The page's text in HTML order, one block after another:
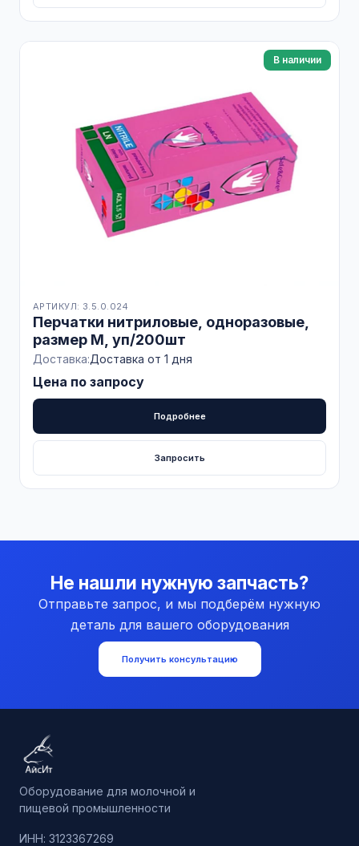
В наличии
АРТИКУЛ: 3.5.0.024
Перчатки нитриловые, одноразовые,
размер М, уп/200шт
Доставка:Доставка от 1 дня
Цена по запросу
Подробнее
Запросить
Не нашли нужную запчасть?
Отправьте запрос, и мы подберём нужную
деталь для вашего оборудования
Получить консультацию
Оборудование для молочной и
пищевой промышленности
ИНН: 3123367269